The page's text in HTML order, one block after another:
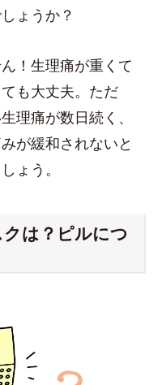
ょうか？
！生理痛が重くて
も大丈夫。ただ
理痛が数日続く、
が緩和されないと
ょう。
は？ピルにつ